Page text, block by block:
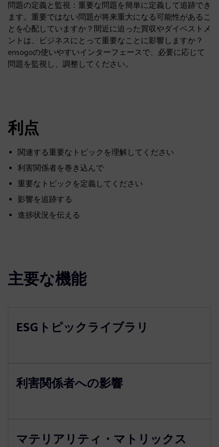
問題の定義と監視：重要な問題を簡単に定義して追跡でき
ます。重要ではない問題が将来重大になる可能性があるこ
とを心配していますか？間近に迫った買収やダイベストメ
ントは、ビジネスにとって重要なことに影響しますか？
ensogoの使いやすいインターフェースで、必要に応じて
問題を監視し、調整してください。
利点
関連する重要なトピックを理解してください
利害関係者を巻き込んで
重要なトピックを定義してください
影響を追跡する
進捗状況を伝える
主要な機能
ESGトピックライブラリ
利害関係者への影響
マテリアリティ・マトリックス